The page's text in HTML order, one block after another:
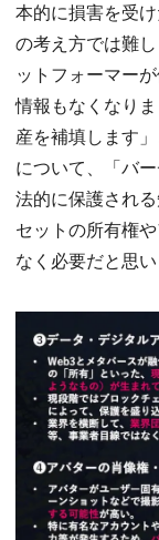
本的に損害を受
の考え方では難
ットフォーマー
情報もなくなり
産を補填します
について、「バ
法的に保護され
セットの所有権
なく必要だと思い